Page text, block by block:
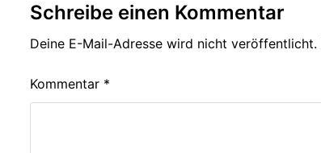
Schreibe einen Kommentar
Deine E-Mail-Adresse wird nicht veröffentlicht.
Kommentar *